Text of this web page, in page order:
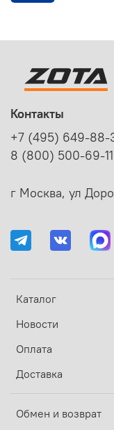
Каталог
Новости
Оплата
Доставка
Обмен и возврат
Контакты
+7 (495) 649-88-
8 (800) 500-69-11
г Москва, ул